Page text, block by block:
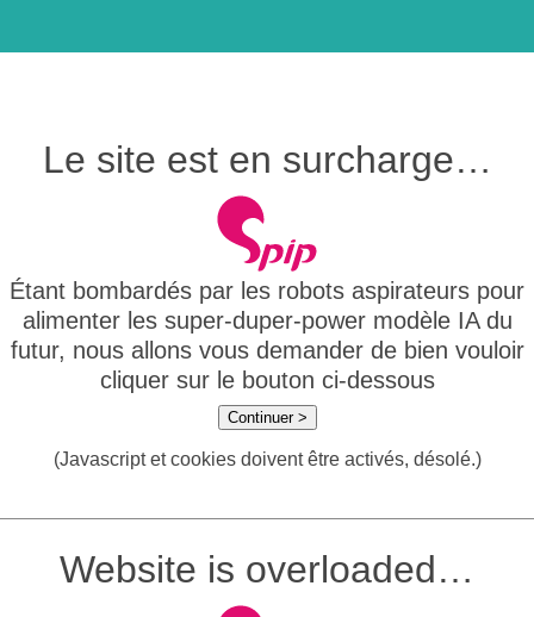
Le site est en surcharge…
Étant bombardés par les robots aspirateurs pour
alimenter les super-duper-power modèle IA du
futur, nous allons vous demander de bien vouloir
cliquer sur le bouton ci-dessous
Continuer >
(Javascript et cookies doivent être activés, désolé.)
Website is overloaded…